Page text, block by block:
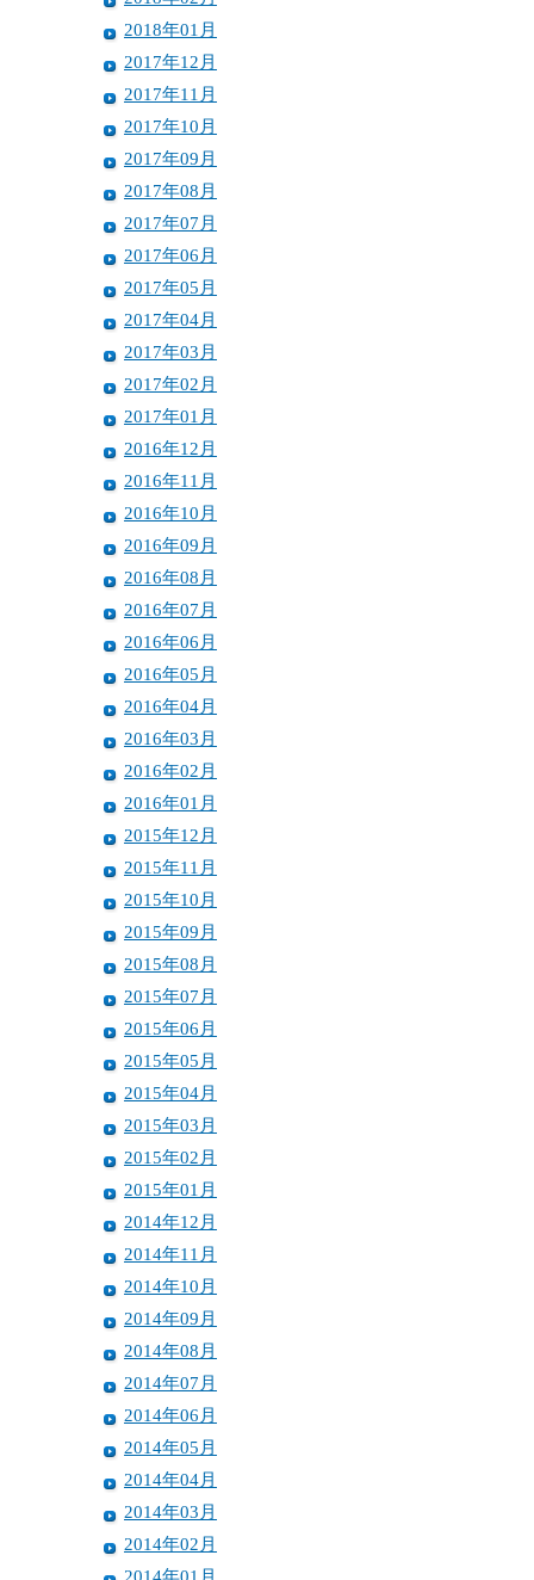
2018年01月
2017年12月
2017年11月
2017年10月
2017年09月
2017年08月
2017年07月
2017年06月
2017年05月
2017年04月
2017年03月
2017年02月
2017年01月
2016年12月
2016年11月
2016年10月
2016年09月
2016年08月
2016年07月
2016年06月
2016年05月
2016年04月
2016年03月
2016年02月
2016年01月
2015年12月
2015年11月
2015年10月
2015年09月
2015年08月
2015年07月
2015年06月
2015年05月
2015年04月
2015年03月
2015年02月
2015年01月
2014年12月
2014年11月
2014年10月
2014年09月
2014年08月
2014年07月
2014年06月
2014年05月
2014年04月
2014年03月
2014年02月
2014年01月